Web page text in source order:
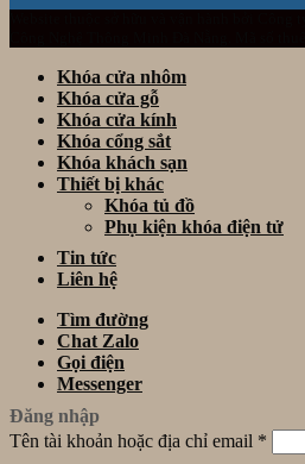
Khóa cửa nhôm
Khóa cửa gỗ
Khóa cửa kính
Khóa cổng sắt
Khóa khách sạn
Thiết bị khác
Khóa tủ đồ
Phụ kiện khóa điện tử
Tin tức
Liên hệ
Tìm đường
Chat Zalo
Gọi điện
Messenger
Đăng nhập
Tên tài khoản hoặc địa chỉ email *